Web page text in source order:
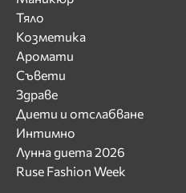
Тяло
Козметика
Аромати
Съвети
Здраве
Диети и отслабване
Интимно
Лунна диета 2026
Ruse Fashion Week